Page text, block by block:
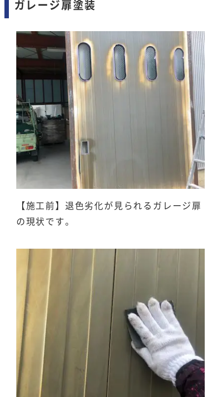
ガレージ扉塗装
【施工前】退色劣化が見られるガレージ扉
の現状です。